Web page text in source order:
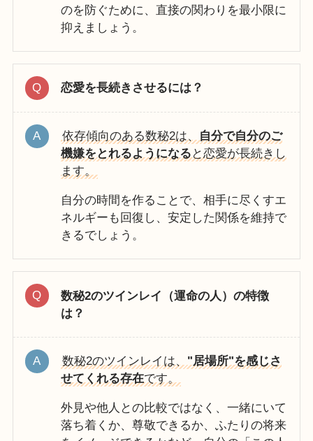
のを防ぐために、直接の関わりを最小限に
抑えましょう。
恋愛を長続きさせるには？
依存傾向のある数秘2は、
自分で自分のご
機嫌をとれるようになる と恋愛が長続きし
ます。
自分の時間を作ることで、相手に尽くすエ
ネルギーも回復し、安定した関係を維持で
きるでしょう。
数秘2のツインレイ（運命の人）の特徴
は？
数秘2のツインレイは、 "居場所"を感じさ
せてくれる存在です。
外見や他人との比較ではなく、一緒にいて
落ち着くか、尊敬できるか、ふたりの将来